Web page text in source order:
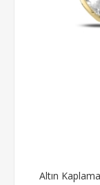
Altın